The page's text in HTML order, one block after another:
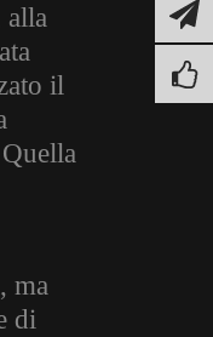
alla
il
ma
di